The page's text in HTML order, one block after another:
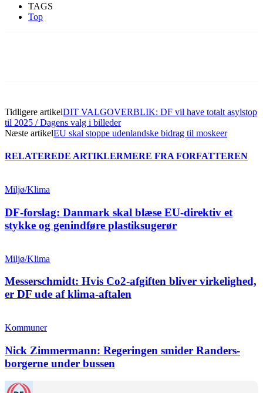
TAGS
Top
Tidligere artikelDIT VALGOVERBLIK: DF vil have totalt asylstop
til 2025 / Dagens valg i billeder
Næste artikelEU skal stoppe udenlandske bidrag til moskeer
RELATEREDE ARTIKLERMERE FRA FORFATTEREN
Miljø/Klima
DF-forslag: Danmark skal blæse EU-direktiv et
stykke og genindføre plastiksugerør
Miljø/Klima
Messerschmidt: Hvis Co2-afgiften bliver virkelighed,
er DF ude af klima-aftalen
Kommuner
Nick Zimmermann: Regeringen smider Randers-
borgerne under bussen